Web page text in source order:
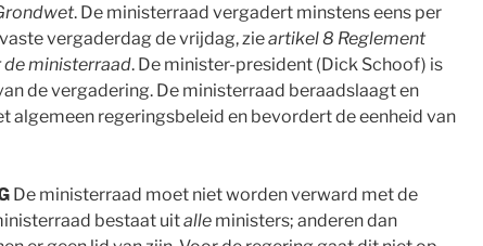
. De ministerraad vergadert minstens eens per
vergaderdag de vrijdag, zieartikel 8 Reglement
de ministerraad. De minister-president (Dick Schoof) is
de vergadering. De ministerraad beraadslaagt en
algemeen regeringsbeleid en bevordert de eenheid van
De ministerraad moet niet worden verward met de
bestaat uitalle ministers; anderen dan